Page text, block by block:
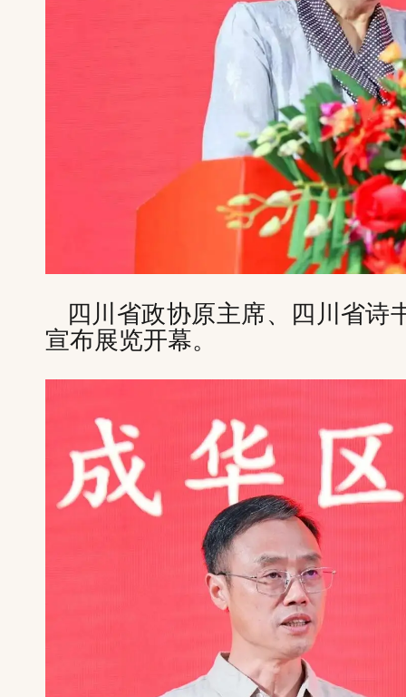
四川省政协原主席、四川省诗
宣布展览开幕。